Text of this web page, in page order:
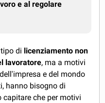
e al regolare
di licenziamento non
lavoratore, ma a motivi
e del mondo
hanno bisogno di
capitare che per motivi